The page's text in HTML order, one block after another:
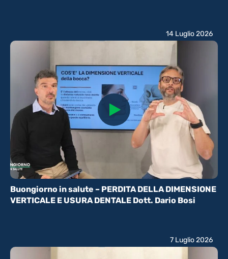
Buongiorno in salute – PERDITA DELLA DIMENSIONE
VERTICALE E USURA DENTALE Dott. Dario Bosi
14 Luglio 2026
7 Luglio 2026